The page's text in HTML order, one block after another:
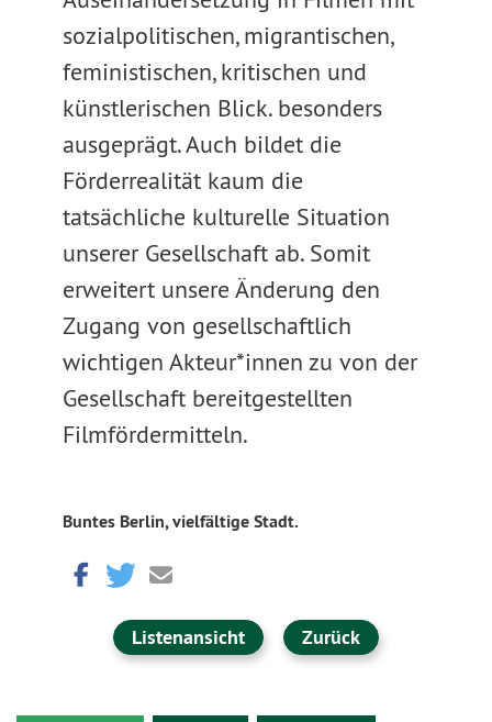
sozialpolitischen, migrantischen,
feministischen, kritischen und
künstlerischen Blick. besonders
ausgeprägt. Auch bildet die
Förderrealität kaum die
tatsächliche kulturelle Situation
unserer Gesellschaft ab. Somit
erweitert unsere Änderung den
Zugang von gesellschaftlich
wichtigen Akteur*innen zu von der
Gesellschaft bereitgestellten
Filmfördermitteln.
Buntes Berlin, vielfältige Stadt.
Listenansicht Zurück